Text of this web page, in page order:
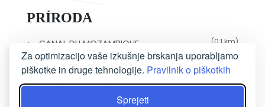
Za optimizacijo vaše izkušnje brskanja uporabljamo
piškotke in druge tehnologije. Pravilnik o piškotkih
Sprejeti
PRÍRODA
CANAL DU MOZAMBIQUE (0,1 km)
PLÁŽE V OKOLÍ